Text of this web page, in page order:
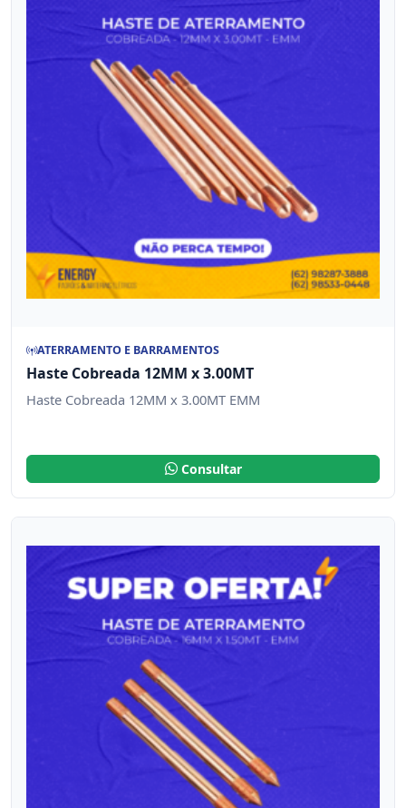
ATERRAMENTO E BARRAMENTOS
Haste Cobreada 12MM x 3.00MT
Haste Cobreada 12MM x 3.00MT EMM
Consultar